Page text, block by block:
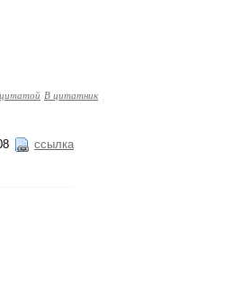
В цитатник
ссылка